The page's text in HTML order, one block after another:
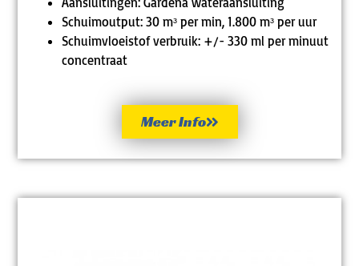
Schuimoutput: 30 mᶟ per min, 1.800 mᶟ per uur
Schuimvloeistof verbruik: +/- 330 ml per minuut
concentraat
Meer Info